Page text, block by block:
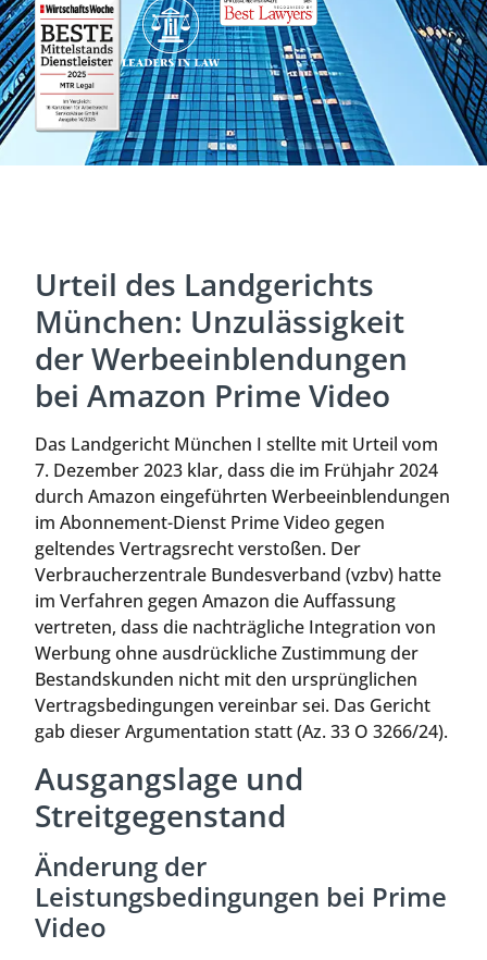
Urteil des Landgerichts
München: Unzulässigkeit
der Werbeeinblendungen
bei Amazon Prime Video
Das Landgericht München I stellte mit Urteil vom
7. Dezember 2023 klar, dass die im Frühjahr 2024
durch Amazon eingeführten Werbeeinblendungen
im Abonnement-Dienst Prime Video gegen
geltendes Vertragsrecht verstoßen. Der
Verbraucherzentrale Bundesverband (vzbv) hatte
im Verfahren gegen Amazon die Auffassung
vertreten, dass die nachträgliche Integration von
Werbung ohne ausdrückliche Zustimmung der
Bestandskunden nicht mit den ursprünglichen
Vertragsbedingungen vereinbar sei. Das Gericht
gab dieser Argumentation statt (Az. 33 O 3266/24).
Ausgangslage und
Streitgegenstand
Änderung der
Leistungsbedingungen bei Prime
Video